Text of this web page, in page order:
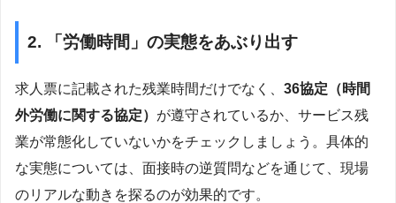
2. 「労働時間」の実態をあぶり出す
求人票に記載された残業時間だけでなく、 36協定（時間
外労働に関する協定） が遵守されているか、サービス残
業が常態化していないかをチェックしましょう。具体的
な実態については、面接時の逆質問などを通じて、現場
のリアルな動きを探るのが効果的です。